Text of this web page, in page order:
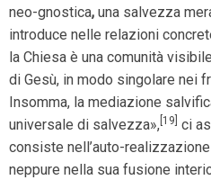
neo-gnostica, una salvezza
introduce nelle relazioni
la Chiesa è una comunità
di Gesù, in modo singolare nei
Insomma, la mediazione
universale di salvezza», [19] ci
consiste nell’auto-
neppure nella sua fusione